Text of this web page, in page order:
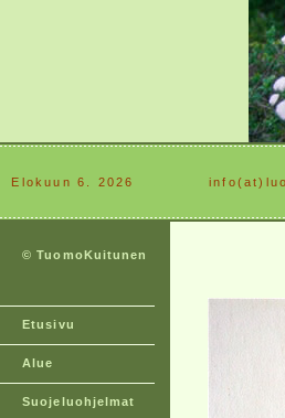
Elokuun 6. 2026 ............
© TuomoKuitunen
Etusivu
Alue
Suojeluohjelmat